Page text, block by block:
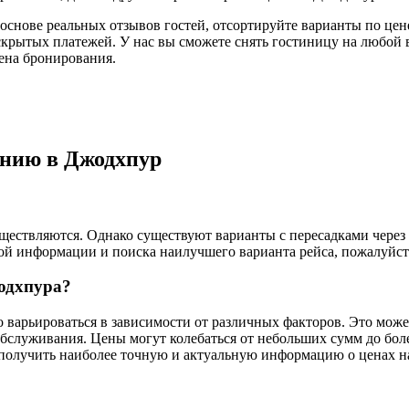
реальных отзывов гостей, отсортируйте варианты по
платежей. У нас вы сможете снять гостиницу на любой
бронирования.
в Джодхпур
Однако существуют варианты с пересадками через
информации и поиска наилучшего варианта рейса,
в зависимости от различных факторов. Это
Цены могут колебаться от небольших сумм до
наиболее точную и актуальную информацию о ценах